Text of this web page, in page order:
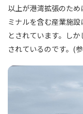
以上が港湾拡張のた
ミナルを含む産業施
とされています。し
されているのです。(参